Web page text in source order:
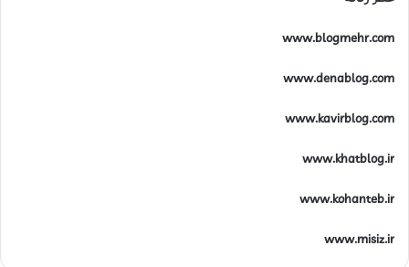
www.blogmehr.com
www.denablog.com
www.kavirblog.com
www.khatblog.ir
www.kohanteb.ir
www.misiz.ir